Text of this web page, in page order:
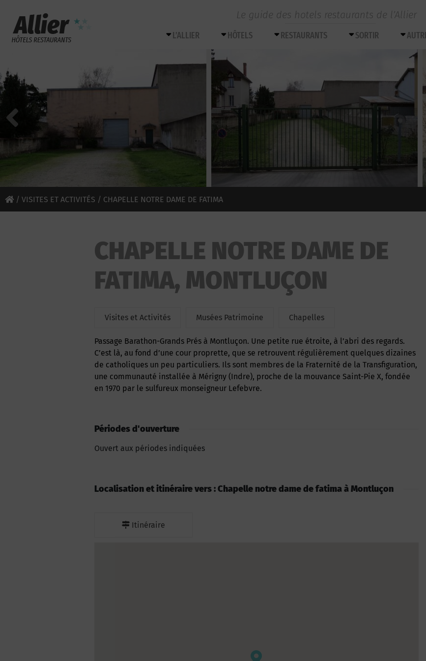
Le guide des hotels restaurants de l’Allier
L’ALLIER HÔTELS RESTAURANTS SORTIR
/ VISITES ET ACTIVITÉS / CHAPELLE NOTRE DAME DE FATIMA
CHAPELLE NOTRE DAME DE
FATIMA, MONTLUÇON
Visites et Activités Musées Patrimoine Chapelles
Passage Barathon-Grands Prés à Montluçon. Une petite rue étroite, à l’abri des regards.
C’est là, au fond d’une cour proprette, que se retrouvent régulièrement quelques dizaines
de catholiques un peu particuliers. Ils sont membres de la Fraternité de la Transfiguration,
une communauté installée à Mérigny (Indre), proche de la mouvance Saint-Pie X, fondée
en 1970 par le sulfureux monseigneur Lefebvre.
Périodes d'ouverture
Ouvert aux périodes indiquées
Localisation et itinéraire vers : Chapelle notre dame de fatima à Montluçon
Itinéraire